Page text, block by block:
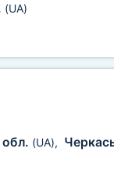
(UA)
обл. (UA),